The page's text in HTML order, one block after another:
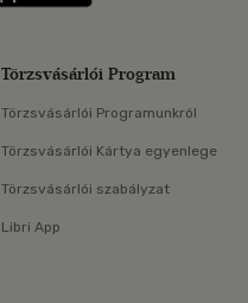
Törzsvásárlói Program
Törzsvásárlói Programunkról
Törzsvásárlói Kártya egyenlege
Törzsvásárlói szabályzat
Libri App